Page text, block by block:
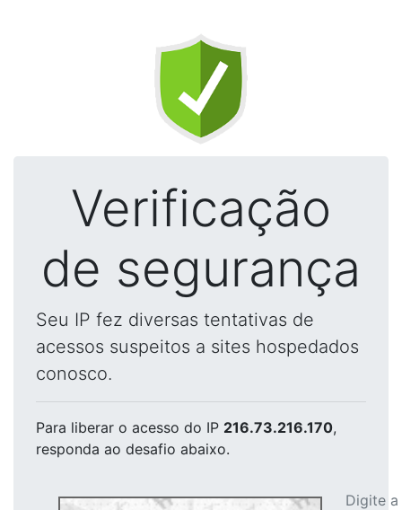
Verificação
de segurança
Seu IP fez diversas tentativas de
acessos suspeitos a sites hospedados
conosco.
Para liberar o acesso do IP 216.73.216.170,
responda ao desafio abaixo.
Digite